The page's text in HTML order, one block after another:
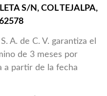
S/N, COL TEJALPA,
A. de C. V. garantiza el
de 3 meses por
a partir de la fecha